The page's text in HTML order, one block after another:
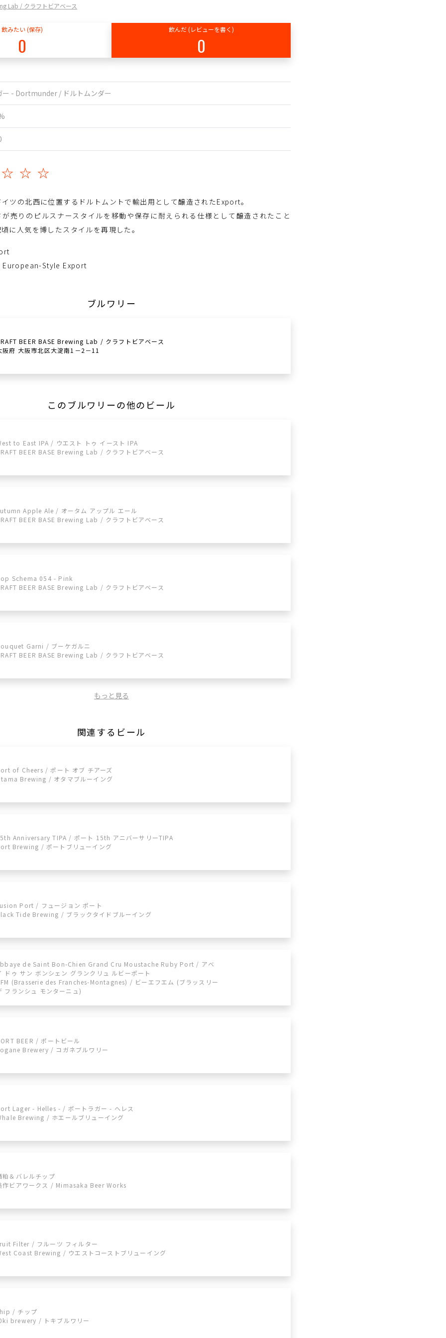
Lab / クラフトビアベース
飲みたい (保存)
0
飲んだ (レビューを書く)
0
ー - Dortmunder / ドルトムンダー
ツの北西に位置するドルトムントで輸出用として醸造されたExport。
売りのピルスナースタイルを移動や保存に耐えられる仕様として醸造されたこと
に人気を博したスタイルを再現した。
Style Export
ブルワリー
BEER BASE Brewing Lab / クラフトビアベース
阪府 大阪市北区大淀南1－2－11
このブルワリーの他のビール
to East IPA / ウエスト トゥ イースト IPA
BEER BASE Brewing Lab / クラフトビアベース
Apple Ale / オータム アップル エール
BEER BASE Brewing Lab / クラフトビアベース
Schema 054 - Pink
BEER BASE Brewing Lab / クラフトビアベース
Garni / ブーケガルニ
BEER BASE Brewing Lab / クラフトビアベース
もっと見る
関連するビール
of Cheers / ポート オブ チアーズ
Brewing / オタマブルーイング
Anniversary TIPA / ポート 15th アニバーサリーTIPA
Brewing / ポートブリューイング
Port / フュージョン ポート
Tide Brewing / ブラックタイドブルーイング
de Saint Bon-Chien Grand Cru Moustache Ruby Port / アベ
ドゥ サン ボンシェン グランクリュ ルビーポート
(Brasserie des Franches-Montagnes) / ビーエフエム (ブラッスリー
フランシュ モンターニュ)
BEER / ポートビール
Brewery / コガネブルワリー
Lager - Helles - / ポートラガー - ヘレス
Brewing / ホエールブリューイング
粕＆バレルチップ
作ビアワークス / Mimasaka Beer Works
Filter / フルーツ フィルター
Coast Brewing / ウエストコーストブリューイング
/ チップ
brewery / トキブルワリー